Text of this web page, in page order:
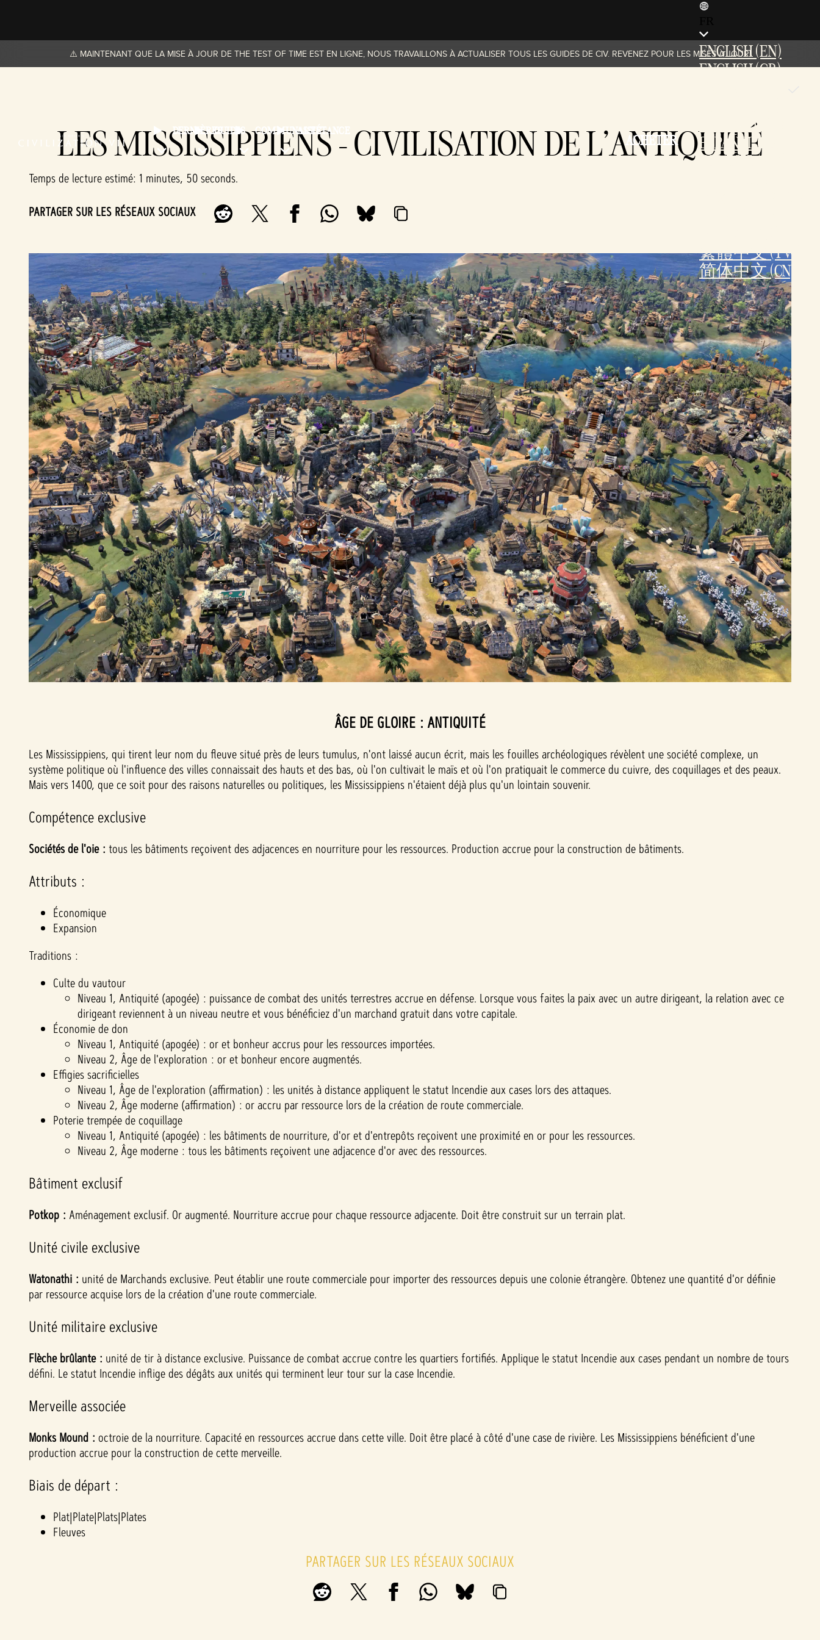
DERNIÈRESGUIDES COMMUNAUTÉASSISTANCE
ACHETER
ENGLISH (EN)
ENGLISH (GB)
DEUTSCH (DE)
ESPAÑOL (ES)
ESPAÑOL (MX)
繁體中文 (TW)
简体中文 (CN)
⚠️ MAINTENANT QUE LA MISE À JOUR DE THE TEST OF TIME EST EN LIGNE, NOUS TRAVAILLONS À ACTUALISER TOUS LES GUIDES DE CIV. REVENEZ POUR LES MISES À JOUR!
LES MISSISSIPPIENS - CIVILISATION DE L'ANTIQUITÉ
Temps de lecture estimé 1 minutes, 50 seconds
PARTAGER SUR LES RÉSEAUX SOCIAUX
ÂGE DE GLOIRE : ANTIQUITÉ
Les Mississippiens, qui tirent leur nom du fleuve situé près de leurs tumulus, n'ont laissé aucun écrit, mais les fouilles archéologiques révèlent une société complexe, un
système politique où l'influence des villes connaissait des hauts et des bas, où l'on cultivait le maïs et où l'on pratiquait le commerce du cuivre, des coquillages et des peaux.
Mais vers 1400, que ce soit pour des raisons naturelles ou politiques, les Mississippiens n'étaient déjà plus qu'un lointain souvenir.
Compétence exclusive
Sociétés de l'oie : tous les bâtiments reçoivent des adjacences en nourriture pour les ressources. Production accrue pour la construction de bâtiments.
Attributs :
Économique
Expansion
Traditions :
Culte du vautour
Niveau 1, Antiquité (apogée) : puissance de combat des unités terrestres accrue en défense. Lorsque vous faites la paix avec un autre dirigeant, la relation avec ce
dirigeant reviennent à un niveau neutre et vous bénéficiez d'un marchand gratuit dans votre capitale.
Économie de don
Niveau 1, Antiquité (apogée) : or et bonheur accrus pour les ressources importées.
Niveau 2, Âge de l'exploration : or et bonheur encore augmentés.
Effigies sacrificielles
Niveau 1, Âge de l'exploration (affirmation) : les unités à distance appliquent le statut Incendie aux cases lors des attaques.
Niveau 2, Âge moderne (affirmation) : or accru par ressource lors de la création de route commerciale.
Poterie trempée de coquillage
Niveau 1, Antiquité (apogée) : les bâtiments de nourriture, d'or et d'entrepôts reçoivent une proximité en or pour les ressources.
Niveau 2, Âge moderne : tous les bâtiments reçoivent une adjacence d'or avec des ressources.
Bâtiment exclusif
Potkop : Aménagement exclusif. Or augmenté. Nourriture accrue pour chaque ressource adjacente. Doit être construit sur un terrain plat.
Unité civile exclusive
Watonathi : unité de Marchands exclusive. Peut établir une route commerciale pour importer des ressources depuis une colonie étrangère. Obtenez une quantité d'or définie
par ressource acquise lors de la création d'une route commerciale.
Unité militaire exclusive
Flèche brûlante : unité de tir à distance exclusive. Puissance de combat accrue contre les quartiers fortifiés. Applique le statut Incendie aux cases pendant un nombre de tours
défini. Le statut Incendie inflige des dégâts aux unités qui terminent leur tour sur la case Incendie.
Merveille associée
Monks Mound : octroie de la nourriture. Capacité en ressources accrue dans cette ville. Doit être placé à côté d'une case de rivière. Les Mississippiens bénéficient d'une
production accrue pour la construction de cette merveille.
Biais de départ :
Plat|Plate|Plats|Plates
Fleuves
PARTAGER SUR LES RÉSEAUX SOCIAUX